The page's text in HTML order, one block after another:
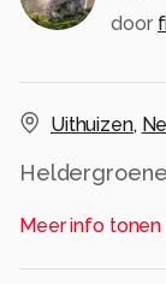
door
Uithuizen,
Alle rechten
Meer info tonen